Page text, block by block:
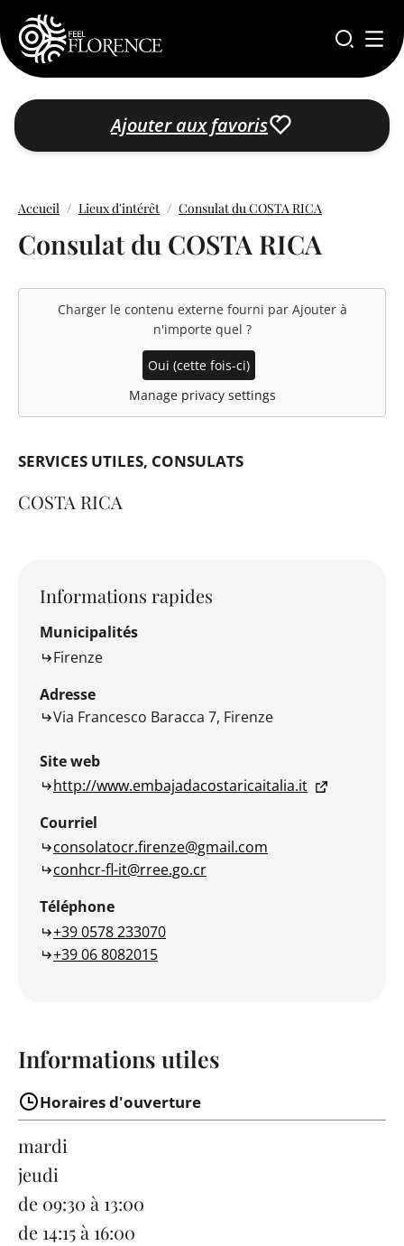
Aller au contenu principal
Ajouter aux favoris
Accueil Lieux d'intérêt Consulat du COSTA RICA
Consulat du COSTA RICA
Charger le contenu externe fourni par Ajouter à
n'importe quel ?
Oui (cette fois-ci)
Manage privacy settings
SERVICES UTILES CONSULATS
COSTA RICA
Informations rapides
Municipalités
Firenze
Adresse
Via Francesco Baracca 7, Firenze
Site web
http://www.embajadacostaricaitalia.it
Courriel
consolatocr.firenze@gmail.com
conhcr-fl-it@rree.go.cr
Téléphone
+39 0578 233070
+39 06 8082015
Informations utiles
Horaires d'ouverture
mardi
jeudi
de 09:30 à 13:00
de 14:15 à 16:00